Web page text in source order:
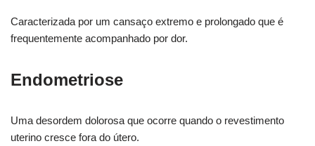
Caracterizada por um cansaço extremo e prolongado que é
frequentemente acompanhado por dor.
Endometriose
Uma desordem dolorosa que ocorre quando o revestimento
uterino cresce fora do útero.